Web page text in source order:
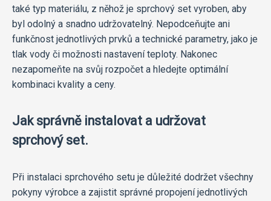
také typ materiálu, z něhož je sprchový set vyroben, aby
byl odolný a snadno udržovatelný. Nepodceňujte ani
funkčnost jednotlivých prvků a technické parametry, jako je
tlak vody či možnosti nastavení teploty. Nakonec
nezapomeňte na svůj rozpočet a hledejte optimální
kombinaci kvality a ceny.
Jak správně instalovat a udržovat
sprchový set.
Při instalaci sprchového setu je důležité dodržet všechny
pokyny výrobce a zajistit správné propojení jednotlivých